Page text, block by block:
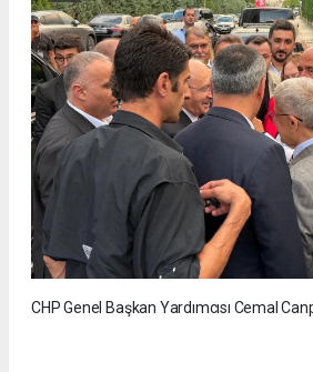
CHP Genel Başkan Yardımcısı Cemal